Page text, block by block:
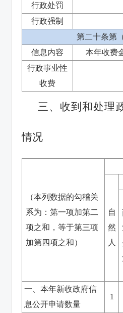
行政处罚
行政强制
第二十条第
信息内容
本年收费
行政事业性
收费
三、收到和处理
情况
（本列数据的勾稽关
系为：第一项加第二
项之和，等于第三项
加第四项之和）
自
然
人
一、本年新收政府信
息公开申请数量
1